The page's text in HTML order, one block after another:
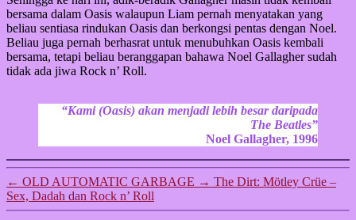
bersama dalam Oasis walaupun Liam pernah menyatakan yang
beliau sentiasa rindukan Oasis dan berkongsi pentas dengan Noel.
Beliau juga pernah berhasrat untuk menubuhkan Oasis kembali
bersama, tetapi beliau beranggapan bahawa Noel Gallagher sudah
tidak ada jiwa Rock n’ Roll.
“Kami (Oasis) akan menjadi lebih besar daripada
The Beatles”
Noel Gallagher, 1996
← OLD AUTOMATIC GARBAGE → The Dirt: Mötley Crüe –
Sex, Dadah dan Rock n’ Roll